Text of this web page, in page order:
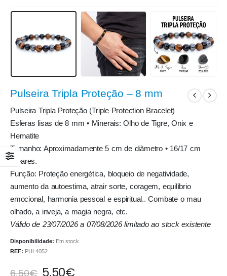
Pulseira Tripla Proteção – 8 mm
Pulseira Tripla Proteção (Triple Protection Bracelet)
Esferas lisas de 8 mm • Minerais: Olho de Tigre, Onix e
Hematite
Tamanho: Aproximadamente 5 cm de diâmetro • 16/17 cm
lineares.
Função: Proteção energética, bloqueio de negatividade,
aumento da autoestima, atrair sorte, coragem, equilíbrio
emocional, harmonia pessoal e espiritual.. Combate o mau
olhado, a inveja, a magia negra, etc.
Válido de 23/07/2026 a 07/08/2026 limitado ao stock existente
Disponibilidade: Em stock
REF: PUL4052
6.50€ 5.50€